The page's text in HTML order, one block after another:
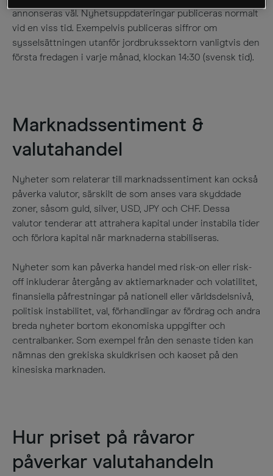
annonseras väl. Nyhetsuppdateringar publiceras normalt
vid en viss tid. Exempelvis publiceras siffror om
sysselsättningen utanför jordbrukssektorn vanligtvis den
första fredagen i varje månad, klockan 14:30 (svensk tid).
Marknadssentiment &
valutahandel
Nyheter som relaterar till marknadssentiment kan också
påverka valutor, särskilt de som anses vara skyddade
zoner, såsom guld, silver, USD, JPY och CHF. Dessa
valutor tenderar att attrahera kapital under instabila tider
och förlora kapital när marknaderna stabiliseras.
Nyheter som kan påverka handel med risk-on eller risk-
off inkluderar återgång av aktiemarknader och volatilitet,
finansiella påfrestningar på nationell eller världsdelsnivå,
politisk instabilitet, val, förhandlingar av fördrag och andra
breda nyheter bortom ekonomiska uppgifter och
centralbanker. Som exempel från den senaste tiden kan
nämnas den grekiska skuldkrisen och kaoset på den
kinesiska marknaden.
Hur priset på råvaror
påverkar valutahandeln